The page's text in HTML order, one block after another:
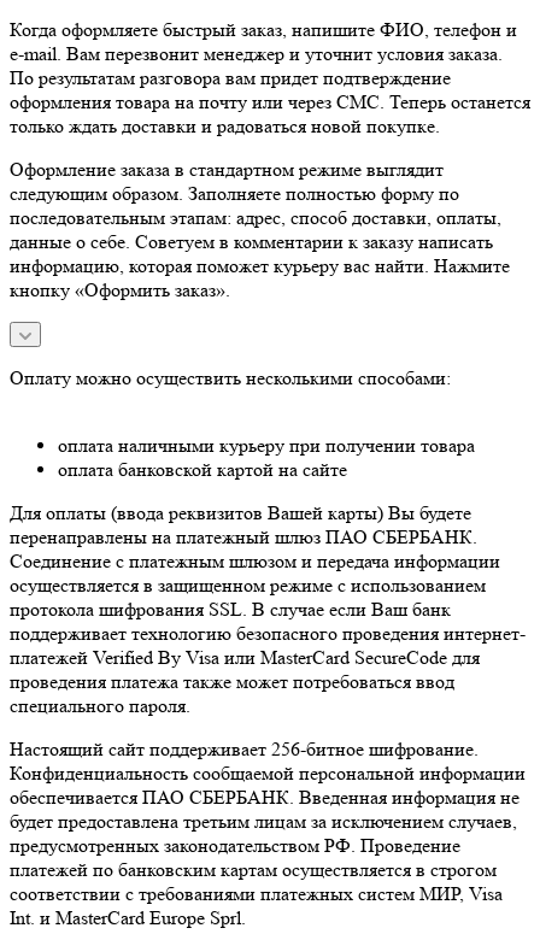
Когда оформляете быстрый заказ, напишите ФИО, телефон и
e-mail. Вам перезвонит менеджер и уточнит условия заказа.
По результатам разговора вам придет подтверждение
оформления товара на почту или через СМС. Теперь останется
только ждать доставки и радоваться новой покупке.
Оформление заказа в стандартном режиме выглядит
следующим образом. Заполняете полностью форму по
последовательным этапам: адрес, способ доставки, оплаты,
данные о себе. Советуем в комментарии к заказу написать
информацию, которая поможет курьеру вас найти. Нажмите
кнопку «Оформить заказ».
Оплату можно осуществить несколькими способами:
оплата наличными курьеру при получении товара
оплата банковской картой на сайте
Для оплаты (ввода реквизитов Вашей карты) Вы будете
перенаправлены на платежный шлюз ПАО СБЕРБАНК.
Соединение с платежным шлюзом и передача информации
осуществляется в защищенном режиме с использованием
протокола шифрования SSL. В случае если Ваш банк
поддерживает технологию безопасного проведения интернет-
платежей Verified By Visa или MasterCard SecureCode для
проведения платежа также может потребоваться ввод
специального пароля.
Настоящий сайт поддерживает 256-битное шифрование.
Конфиденциальность сообщаемой персональной информации
обеспечивается ПАО СБЕРБАНК. Введенная информация не
будет предоставлена третьим лицам за исключением случаев,
предусмотренных законодательством РФ. Проведение
платежей по банковским картам осуществляется в строгом
соответствии с требованиями платежных систем МИР, Visa
Int. и MasterCard Europe Sprl.